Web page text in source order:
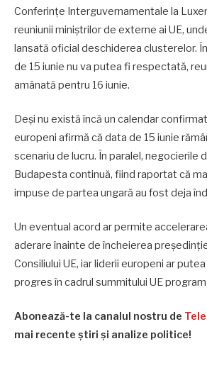
Conferințe Interguvernamentale la
reuniunii miniștrilor de externe ai UE,
lansată oficial deschiderea clusterelor.
de 15 iunie nu va putea fi respectată,
amânată pentru 16 iunie.
Deși nu există încă un calendar
europeni afirmă că data de 15 iunie
scenariu de lucru. În paralel, negocierile
Budapesta continuă, fiind raportat că
impuse de partea ungară au fost deja
Un eventual acord ar permite
aderare înainte de încheierea
Consiliului UE, iar liderii europeni ar
progres în cadrul summitului UE
Abonează-te la canalul nostru de
mai recente știri și analize politice!